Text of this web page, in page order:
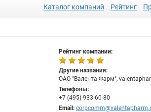
Каталог компаний Рейтинг
Рейтинг компании:
Другие названия:
ОАО "Валента Фарм",
Телефоны:
+7 (495) 933-60-80
Email: